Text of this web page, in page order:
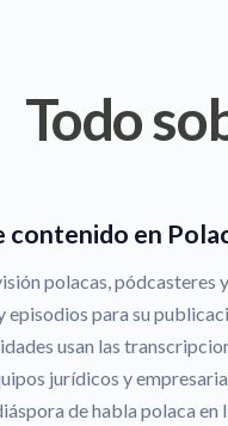
Todo
contenido en
polacas, pódcasteres
para su
usan las
jurídicos y
de habla polaca